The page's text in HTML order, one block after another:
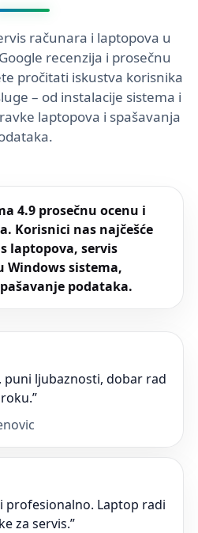
računara i laptopova u
recenzija i prosečnu
pročitati iskustva korisnika
– od instalacije sistema i
laptopova i spašavanja
4.9 prosečnu ocenu i
. Korisnici nas najčešće
laptopova, servis
Windows sistema,
podataka.
puni ljubaznosti, dobar rad
profesionalno. Laptop radi
za servis.”